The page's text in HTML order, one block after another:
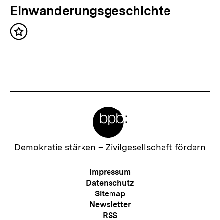
t
:
c
h
s
a
Einwanderungsgeschichte
Inhalt
Zur
Demokratie stärken – Zivilgesellschaft fördern
Meta-
Navigation
Impressum
Datenschutz
Sitemap
Newsletter
RSS